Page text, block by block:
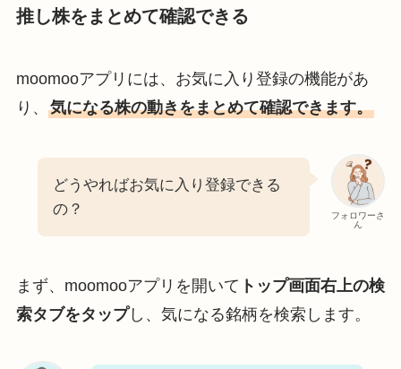
推し株をまとめて確認できる
moomooアプリには、お気に入り登録の機能があ
り、 気になる株の動きをまとめて確認できます。
フォロワーさ
ん
どうやればお気に入り登録できる
の？
まず、moomooアプリを開いて トップ画面右上の検
索タブをタップし、気になる銘柄を検索します。